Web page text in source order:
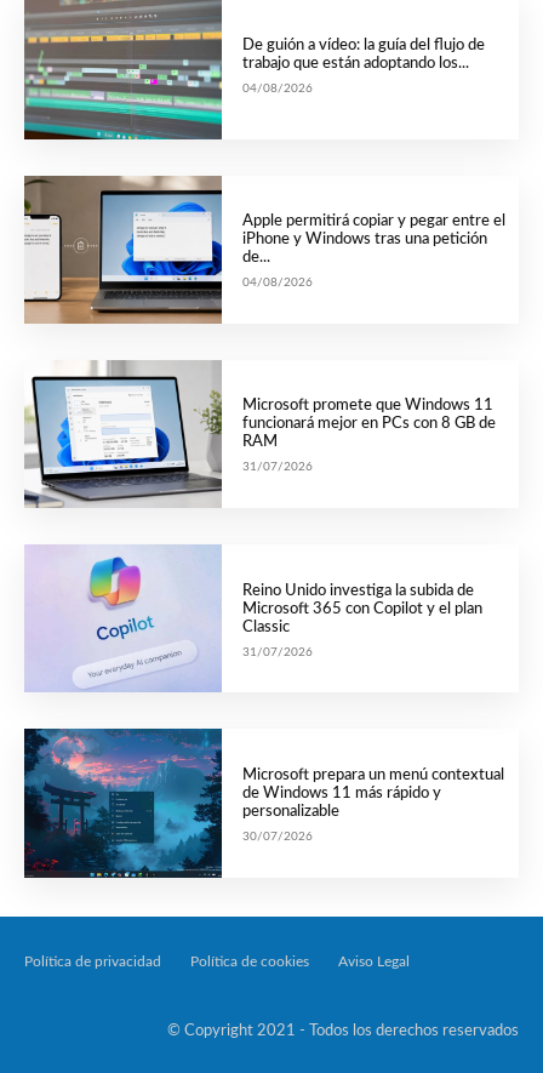
De guión a vídeo: la guía del flujo de
trabajo que están adoptando los...
04/08/2026
Apple permitirá copiar y pegar entre el
iPhone y Windows tras una petición
de...
04/08/2026
Microsoft promete que Windows 11
funcionará mejor en PCs con 8 GB de
RAM
31/07/2026
Reino Unido investiga la subida de
Microsoft 365 con Copilot y el plan
Classic
31/07/2026
Microsoft prepara un menú contextual
de Windows 11 más rápido y
personalizable
30/07/2026
Política de privacidad Política de cookies Aviso Legal
© Copyright 2021 - Todos los derechos reservados